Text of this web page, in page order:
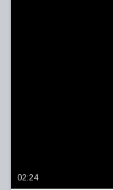
02:24